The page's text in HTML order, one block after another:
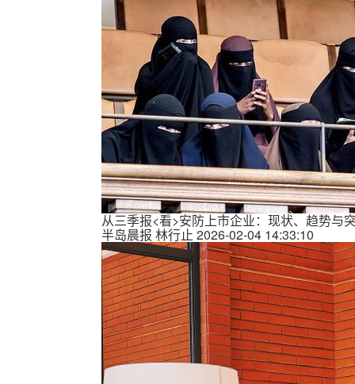
从三季报<看>安防上市企业：现状、趋势与
半岛晨报 林行止 2026-02-04 14:33:10